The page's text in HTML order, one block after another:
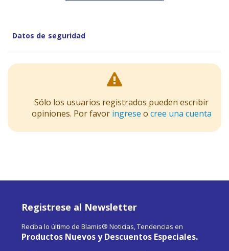
Datos de seguridad
Sólo los usuarios registrados pueden escribir
opiniones. Por favor ingrese o cree una cuenta
Registrese al Newsletter
Reciba lo último de Blamis® Noticias, Tendencias en
Productos Nuevos y Descuentos Especiales.